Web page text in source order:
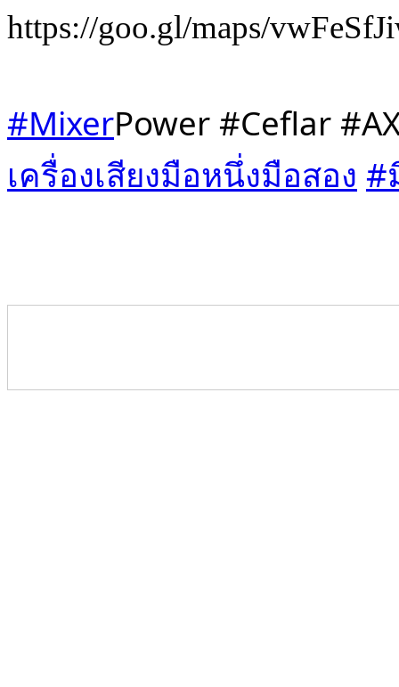
https://goo.gl/maps/
#MixerPower #Ceflar
เครื่องเสียงมือหนึ่งมือสอง #